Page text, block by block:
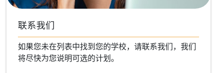
联系我们
如果您未在列表中找到您的学校，请联系我们，我们
将尽快为您说明可选的计划。